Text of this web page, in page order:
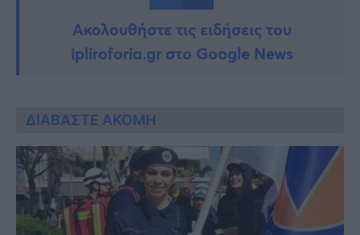
Ακολουθήστε τις ειδήσεις του
ipliroforia.gr στο Google News
ΔΙΑΒΑΣΤΕ ΑΚΟΜΗ